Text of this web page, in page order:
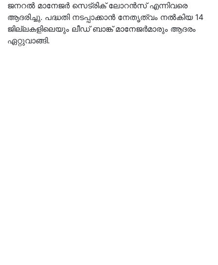
ജനറൽ മാനേജർ സെട്രിക് ലോറൻസ് എന്നിവരെ
ആദരിച്ചു. പദ്ധതി നടപ്പാക്കാൻ നേതൃത്വം നൽകിയ 14
ജില്ലകളിലെയും ലീഡ് ബാങ്ക് മാനേജർമാരും ആദരം
ഏറ്റുവാങ്ങി.